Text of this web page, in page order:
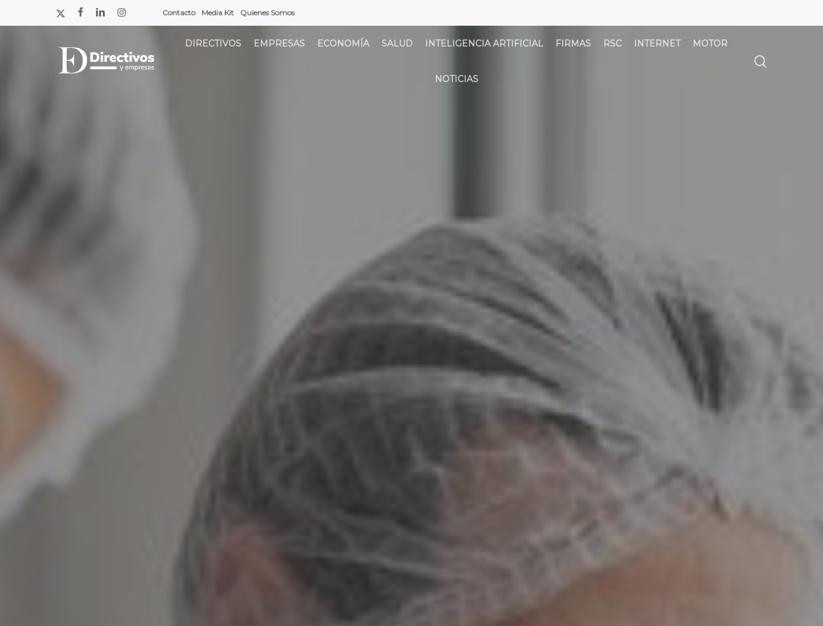
a
x-
facebooklinkedininstagram Contacto Media Kit Quienes Somos
DIRECTIVOS EMPRESAS ECONOMÍA SALUD INTELIGENCIA ARTIFICIAL FIRMAS RSC INTERNET MOTOR
NOTICIAS